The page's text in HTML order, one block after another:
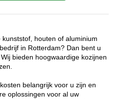
houten of aluminium
in Rotterdam? Dan bent u
bieden hoogwaardige kozijnen
belangrijk voor u zijn en
oplossingen voor al uw